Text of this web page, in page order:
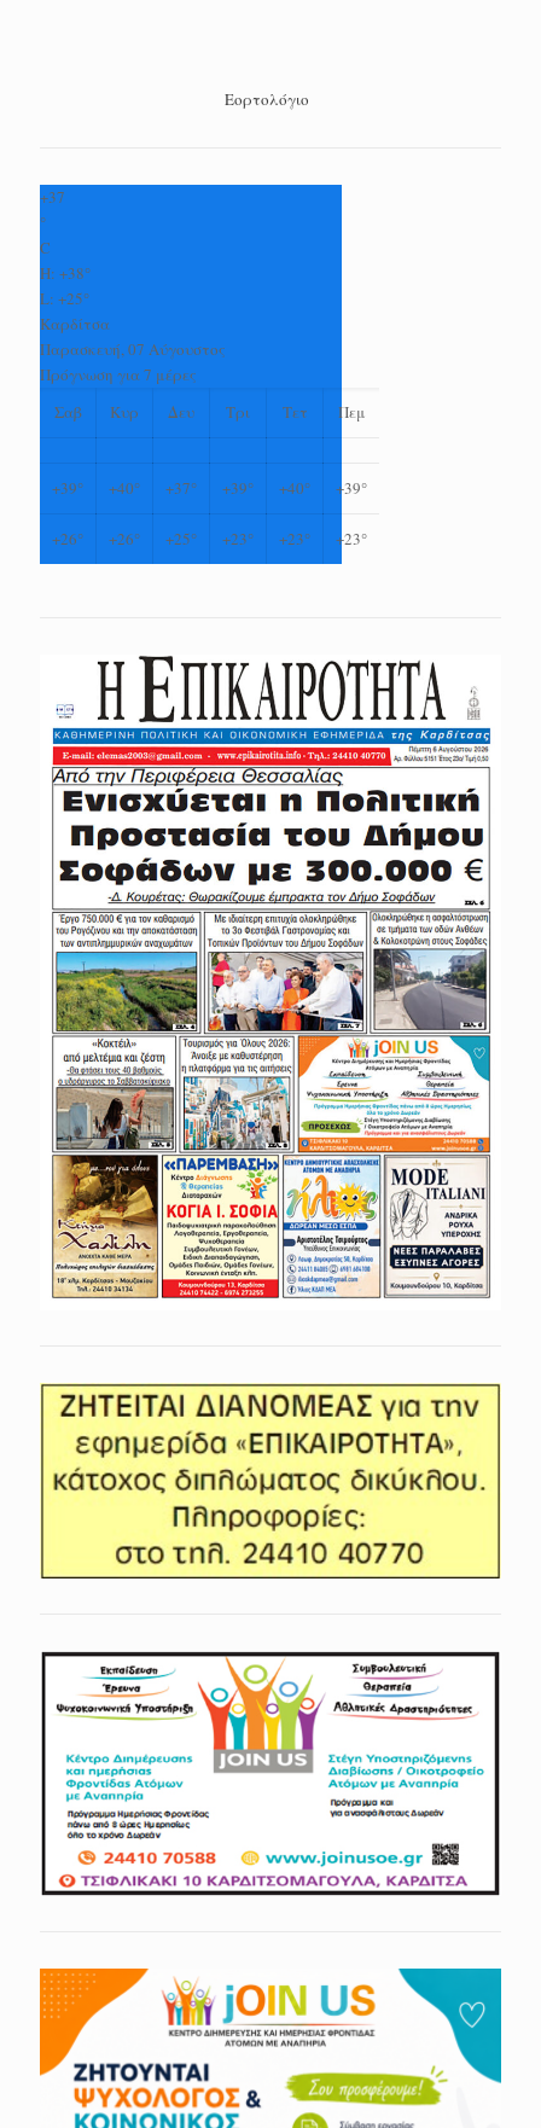
Εορτολόγιο
+37
°
C
H: +38°
L: +25°
Καρδίτσα
Παρασκευή, 07 Αύγουστος
Πρόγνωση για 7 μέρες
Σαβ
Κυρ Δευ Τρι Τετ Πεμ
+39° +40° +37° +39° +40° +39°
+26° +26° +25° +23° +23° +23°